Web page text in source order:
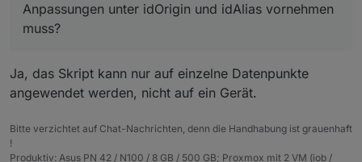
Also passe ich das Skript so an:
// Original-Datenpunkt
Datenpunkt für den ich ein Alias will laufen
lassen muss und entsprechend die
vornehmen muss? Oder übersehe ich was und
Danke und LG
Anpassungen unter idOrigin und idAlias vornehmen
muss?
Ja, das Skript kann nur auf einzelne Datenpunkte
angewendet werden, nicht auf ein Gerät.
Bitte verzichtet auf Chat-Nachrichten, denn die Handhabung ist grauenhaft
!
Produktiv: Asus PN 42 / N100 / 8 GB / 500 GB; Proxmox mit 2 VM (iob /